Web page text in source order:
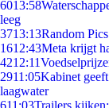
6013:58
leeg
3713:13Random
1612:43Meta krijgt
4212:11
2911:05Kabinet
laagwater
611:03Trailers